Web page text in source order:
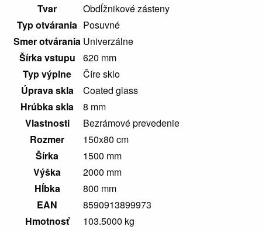
Tvar
Obdĺžnikové zásteny
Typ otvárania Posuvné
Smer otvárania Univerzálne
Šírka vstupu
620 mm
Typ výplne
Číre sklo
Úprava skla
Coated glass
Hrúbka skla
8 mm
Vlastnosti
Bezrámové prevedenie
Rozmer
150x80 cm
Šírka
1500 mm
Výška
2000 mm
Hĺbka
800 mm
EAN
8590913899973
Hmotnosť
103.5000 kg